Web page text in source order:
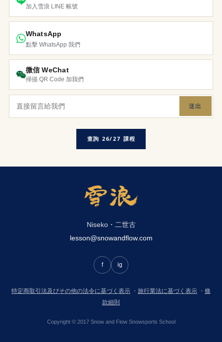
加入雪浪 LINE 帳號
WhatsApp
點擊 WhatsApp 我們
微信 WeChat
掃描 QR Code 加我們
送出
查詢 26/27 課程
Niseko・二世古
lesson@snowandflow.com
f ig
特定商取引法及びその他の法令に基づく表示 ・ 旅行業法に基づく表示 ・ 條
款細則
Copyright © 2017 Snow and Flow Snowsports School